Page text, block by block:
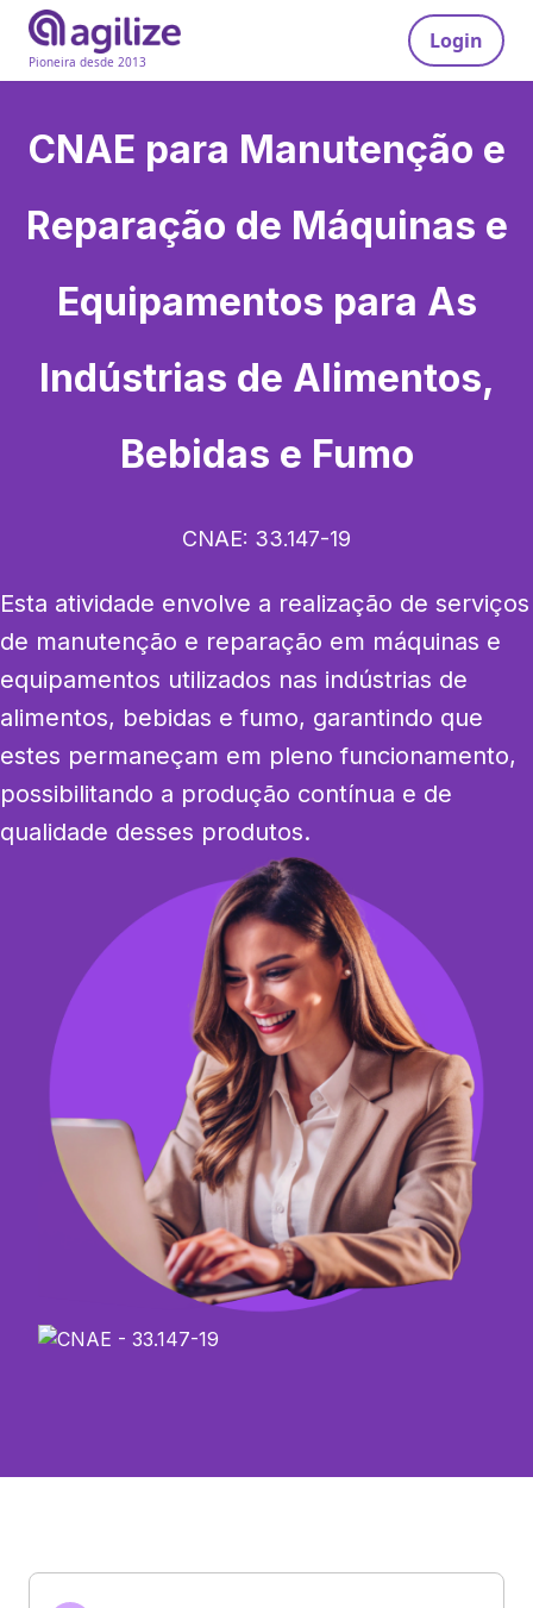
Pioneira desde 2013
Login
CNAE para Manutenção e
Reparação de Máquinas e
Equipamentos para As
Indústrias de Alimentos,
Bebidas e Fumo
CNAE: 33.147-19
Esta atividade envolve a realização de serviços
de manutenção e reparação em máquinas e
equipamentos utilizados nas indústrias de
alimentos, bebidas e fumo, garantindo que
estes permaneçam em pleno funcionamento,
possibilitando a produção contínua e de
qualidade desses produtos.